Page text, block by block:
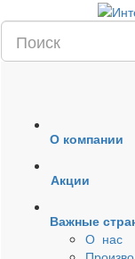
О компании
Акции
Важные
О нас